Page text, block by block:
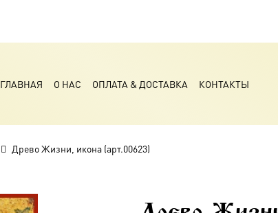
ГЛАВНАЯ О НАС ОПЛАТА & ДОСТАВКА КОНТАКТЫ
Древо Жизни, икона (арт.00623)